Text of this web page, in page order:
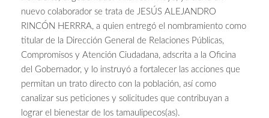
nuevo colaborador se trata de JESÚS ALEJANDRO
RINCÓN HERRRA, a quien entregó el nombramiento como
titular de la Dirección General de Relaciones Públicas,
Compromisos y Atención Ciudadana, adscrita a la Oficina
del Gobernador, y lo instruyó a fortalecer las acciones que
permitan un trato directo con la población, así como
canalizar sus peticiones y solicitudes que contribuyan a
lograr el bienestar de los tamaulipecos(as).